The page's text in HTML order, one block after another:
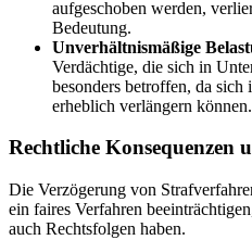
aufgeschoben werden,
Bedeutung.
Unverhältnismäßige
Verdächtige, die sich in
besonders betroffen, da
erheblich verlängern können.
Rechtliche Konsequenzen
Die Verzögerung von
ein faires Verfahren
auch Rechtsfolgen haben.